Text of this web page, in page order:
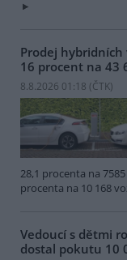
Prodej hybridních
16 procent na 43
8.8.2026 01:18 (ČTK)
28,1 procenta na
procenta na 10 168
Vedoucí s dětmi
dostal pokutu 10